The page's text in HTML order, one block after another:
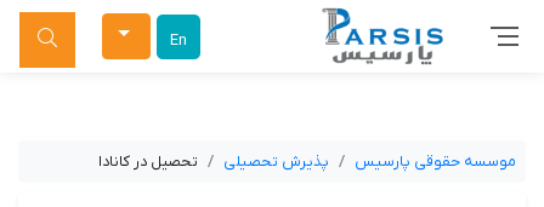
En جستجو
موسسه حقوقی پارسیس پذیرش تحصیلی تحصیل در کانادا